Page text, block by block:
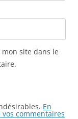
site dans le
En
commentaires